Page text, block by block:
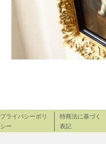
ッ
プ
プライバシーポリ
シー
特商法に基づく
表記